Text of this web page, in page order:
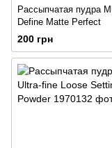
Рассыпчатая пудра
Define Matte Perfect
200 грн